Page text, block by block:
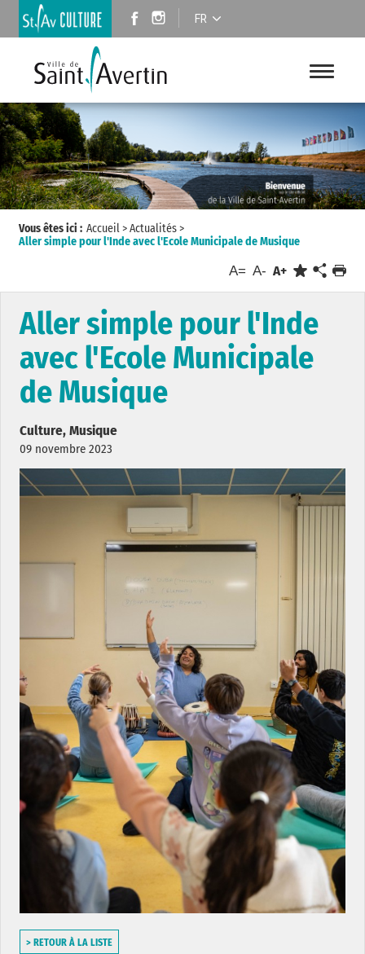
FR
Vous êtes ici : Accueil>Actualités>
Aller simple pour l'Inde avec l'Ecole Municipale de Musique
A= A- A+
Aller simple pour l'Inde
avec l'Ecole Municipale
de Musique
Culture, Musique
09 novembre 2023
> RETOUR À LA LISTE